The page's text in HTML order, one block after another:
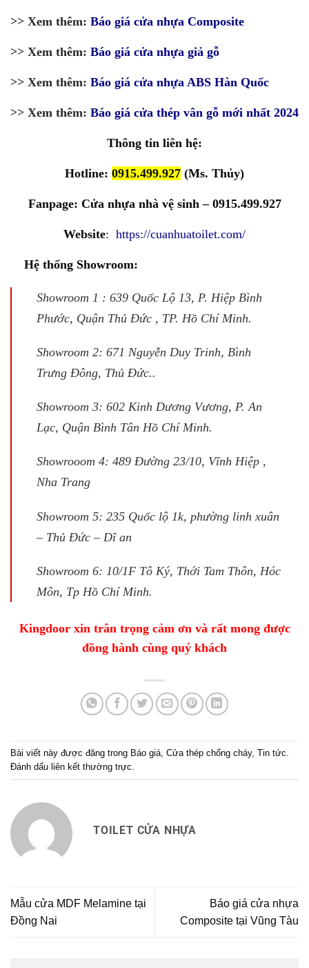
>> Xem thêm: Báo giá cửa nhựa Composite
>> Xem thêm: Báo giá cửa nhựa giả gỗ
>> Xem thêm: Báo giá cửa nhựa ABS Hàn Quốc
>> Xem thêm: Báo giá cửa thép vân gỗ mới nhất 2024
Thông tin liên hệ:
Hotline: 0915.499.927 (Ms. Thủy)
Fanpage: Cửa nhựa nhà vệ sinh – 0915.499.927
Website: https://cuanhuatoilet.com/
Hệ thống Showroom:
Showroom 1 : 639 Quốc Lộ 13, P. Hiệp Bình
Phước, Quận Thủ Đức , TP. Hồ Chí Minh.
Showroom 2: 671 Nguyễn Duy Trinh, Bình
Trưng Đông, Thủ Đức..
Showroom 3: 602 Kinh Dương Vương, P. An
Lạc, Quận Bình Tân Hồ Chí Minh.
Showrooom 4: 489 Đường 23/10, Vĩnh Hiệp ,
Nha Trang
Showroom 5: 235 Quốc lộ 1k, phường linh xuân
– Thủ Đức – Dĩ an
Showroom 6: 10/1F Tô Ký, Thới Tam Thôn, Hóc
Môn, Tp Hồ Chí Minh.
Kingdoor xin trân trọng cảm ơn và rất mong được
đồng hành cùng quý khách
Bài viết này được đăng trong Báo giá Cửa thép chống cháy, Tin tức
Đánh dấu liên kết thường trực
TOILET CỬA NHỰA
Mẫu cửa MDF Melamine tại
Đồng Nai
Báo giá cửa nhựa
Composite tại Vũng Tàu